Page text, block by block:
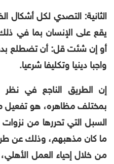
الثانية: التصدي لكل أشكال
يقع على الإنسان بما في
أو إن شئت قل: أن تضطلع
واجبا دينيا وتكليفا شرعيا.
إن الطريق الناجع في نظر
بمختلف مظاهره، هو تفعيل
السبل التي تحررها من نزوات
ما كان مذهبهم، وذلك عن
من خلال إحياء العمل الأهلي،